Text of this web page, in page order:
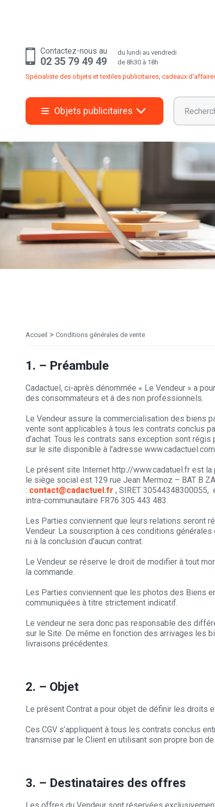
Contactez-nous au
02 35 79 49 49
du lundi au vendredi
de 8h30 à 18h
Spécialiste des objets et textiles publicitaires, cadeaux
Objets publicitaires
Accueil > Conditions générales de vente
1. – Préambule
Cadactuel, ci-après dénommée « Le Vendeur » a
des consommateurs et à des non professionnels.
Le Vendeur assure la commercialisation des biens
vente sont applicables à tous les contrats conclus
d’achat. Tous les contrats sans exception sont
sur le site disponible à l’adresse www.cadactuel.com
Le présent site Internet http://www.cadatuel.fr est la
le siège social est 129 rue Jean Mermoz – BAT B
: contact@cadactuel.fr , SIRET 30544348300055,
intra-communautaire FR76 305 443 483.
Les Parties conviennent que leurs relations seront
Vendeur. La souscription à ces conditions
ni à la conclusion d’aucun contrat.
Le Vendeur se réserve le droit de modifier à tout
la commande.
Les Parties conviennent que les photos des Biens
communiquées à titre strictement indicatif.
Le vendeur ne sera donc pas responsable des
sur le Site. De même en fonction des arrivages les
livraisons précédentes.
2. – Objet
Le présent Contrat a pour objet de définir les droits
Ces CGV s’appliquent à tous les contrats conclus
transmise par le Client en utilisant son propre bon
3. – Destinataires des offres